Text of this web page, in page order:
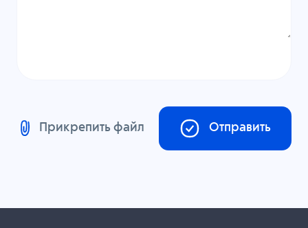
Прикрепить файл Отправить